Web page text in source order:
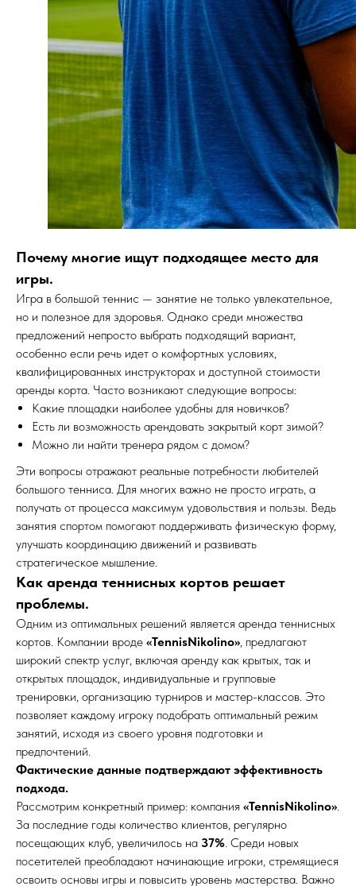
Почему многие ищут подходящее место для
игры.
Игра в большой теннис — занятие не только увлекательное,
но и полезное для здоровья. Однако среди множества
предложений непросто выбрать подходящий вариант,
особенно если речь идет о комфортных условиях,
квалифицированных инструкторах и доступной стоимости
аренды корта. Часто возникают следующие вопросы:
Какие площадки наиболее удобны для новичков?
Есть ли возможность арендовать закрытый корт зимой?
Можно ли найти тренера рядом с домом?
Эти вопросы отражают реальные потребности любителей
большого тенниса. Для многих важно не просто играть, а
получать от процесса максимум удовольствия и пользы. Ведь
занятия спортом помогают поддерживать физическую форму,
улучшать координацию движений и развивать
стратегическое мышление.
Как аренда теннисных кортов решает
проблемы.
Одним из оптимальных решений является аренда теннисных
кортов. Компании вроде «TennisNikolino», предлагают
широкий спектр услуг, включая аренду как крытых, так и
открытых площадок, индивидуальные и групповые
тренировки, организацию турниров и мастер-классов. Это
позволяет каждому игроку подобрать оптимальный режим
занятий, исходя из своего уровня подготовки и
предпочтений.
Фактические данные подтверждают эффективность
подхода.
Рассмотрим конкретный пример: компания «TennisNikolino».
За последние годы количество клиентов, регулярно
посещающих клуб, увеличилось на 37%. Среди новых
посетителей преобладают начинающие игроки, стремящиеся
освоить основы игры и повысить уровень мастерства. Важно